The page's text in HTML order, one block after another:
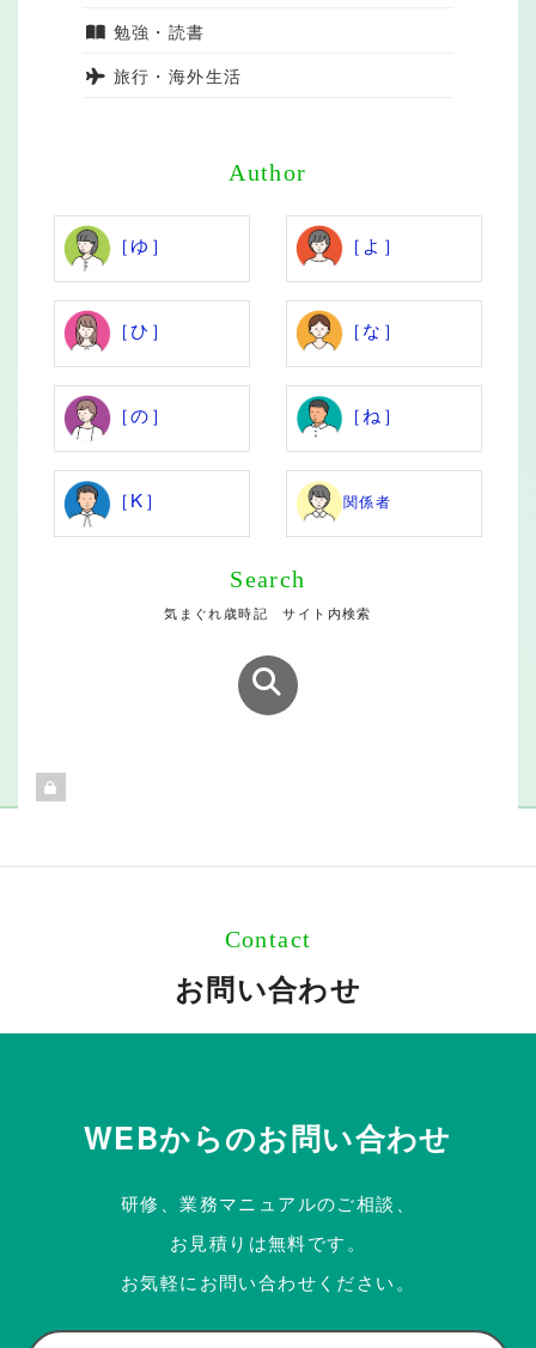
勉強・読書
旅行・海外生活
Author
［ゆ］ ［よ］
［ひ］ ［な］
［の］ ［ね］
［K］ 関係者
Search
気まぐれ歳時記 サイト内検索
Contact
お問い合わせ
WEBからのお問い合わせ
研修、業務マニュアルのご相談、
お見積りは無料です。
お気軽にお問い合わせください。